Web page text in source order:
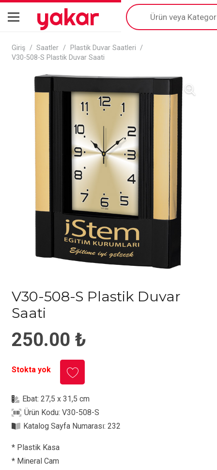
yakar
Products
search
Giriş / Saatler / Plastik Duvar Saatleri /
V30-508-S Plastik Duvar Saati
V30-508-S Plastik Duvar
Saati
250.00 ₺
Stokta yok
Ebat:27,5 x 31,5 cm
Ürün Kodu:V30-508-S
Katalog Sayfa Numarası:232
* Plastik Kasa
* Mineral Cam